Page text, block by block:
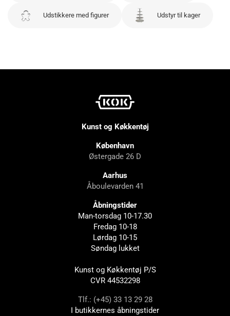
Udstikkere med figurer Udstyr til kager
Kunst og Køkkentøj
København
Østergade 26 D
Aarhus
Åboulevarden 41
Åbningstider
Man-torsdag 10-17.30
Fredag 10-18
Lørdag 10-15
Søndag lukket
Kunst og Køkkentøj P/S
CVR 44532298
Tlf.: (+45) 33 13 29 28
I butikkernes åbningstider